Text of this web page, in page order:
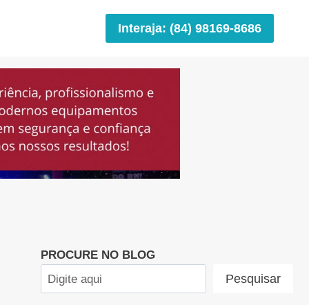
Interaja: (84) 98169-8686
PROCURE NO BLOG
Pesquisar